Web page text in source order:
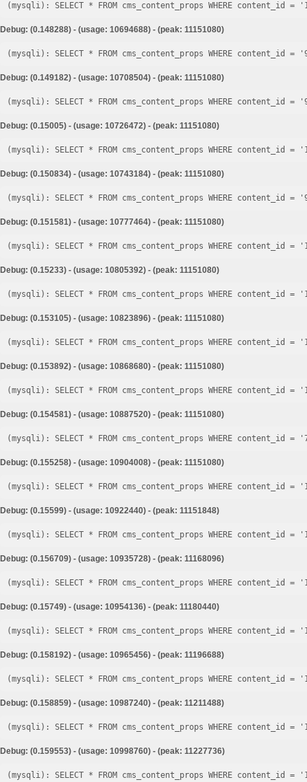
Debug: (0.148288) - (usage: 10694688) - (peak: 11151080)
Debug: (0.149182) - (usage: 10708504) - (peak: 11151080)
Debug: (0.15005) - (usage: 10726472) - (peak: 11151080)
Debug: (0.150834) - (usage: 10743184) - (peak: 11151080)
Debug: (0.151581) - (usage: 10777464) - (peak: 11151080)
Debug: (0.15233) - (usage: 10805392) - (peak: 11151080)
Debug: (0.153105) - (usage: 10823896) - (peak: 11151080)
Debug: (0.153892) - (usage: 10868680) - (peak: 11151080)
Debug: (0.154581) - (usage: 10887520) - (peak: 11151080)
Debug: (0.155258) - (usage: 10904008) - (peak: 11151080)
Debug: (0.15599) - (usage: 10922440) - (peak: 11151848)
Debug: (0.156709) - (usage: 10935728) - (peak: 11168096)
Debug: (0.15749) - (usage: 10954136) - (peak: 11180440)
Debug: (0.158192) - (usage: 10965456) - (peak: 11196688)
Debug: (0.158859) - (usage: 10987240) - (peak: 11211488)
Debug: (0.159553) - (usage: 10998760) - (peak: 11227736)